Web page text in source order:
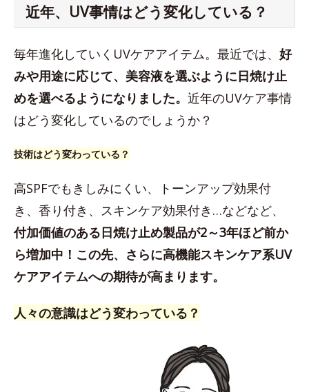
近年、UV事情はどう変化している？
毎年進化していくUVケアアイテム。最近では、 好
みや用途に応じて、美容液を選ぶように日焼け止
めを選べるようになりました。 近年のUVケア事情
はどう変化しているのでしょうか？
技術はどう変わっている？
高SPFでもきしみにくい、トーンアップ効果付
き、香り付き、スキンケア効果付き…などなど、
付加価値のある日焼け止め製品が2～3年ほど前か
ら増加中！この先、さらに高機能スキンケア系UV
ケアアイテムへの期待が高まります。
人々の意識はどう変わっている？